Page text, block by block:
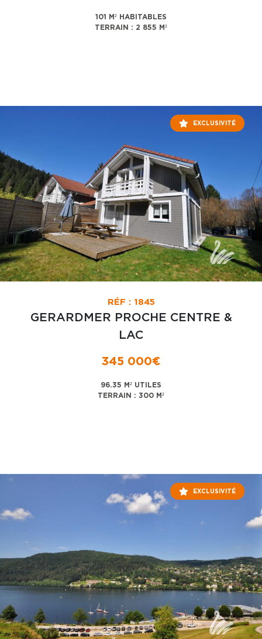
101 M² HABITABLES
TERRAIN : 2 855 M²
EXCLUSIVITÉ
RÉF : 1845
GERARDMER PROCHE CENTRE &
LAC
345 000€
96.35 M² UTILES
TERRAIN : 300 M²
EXCLUSIVITÉ